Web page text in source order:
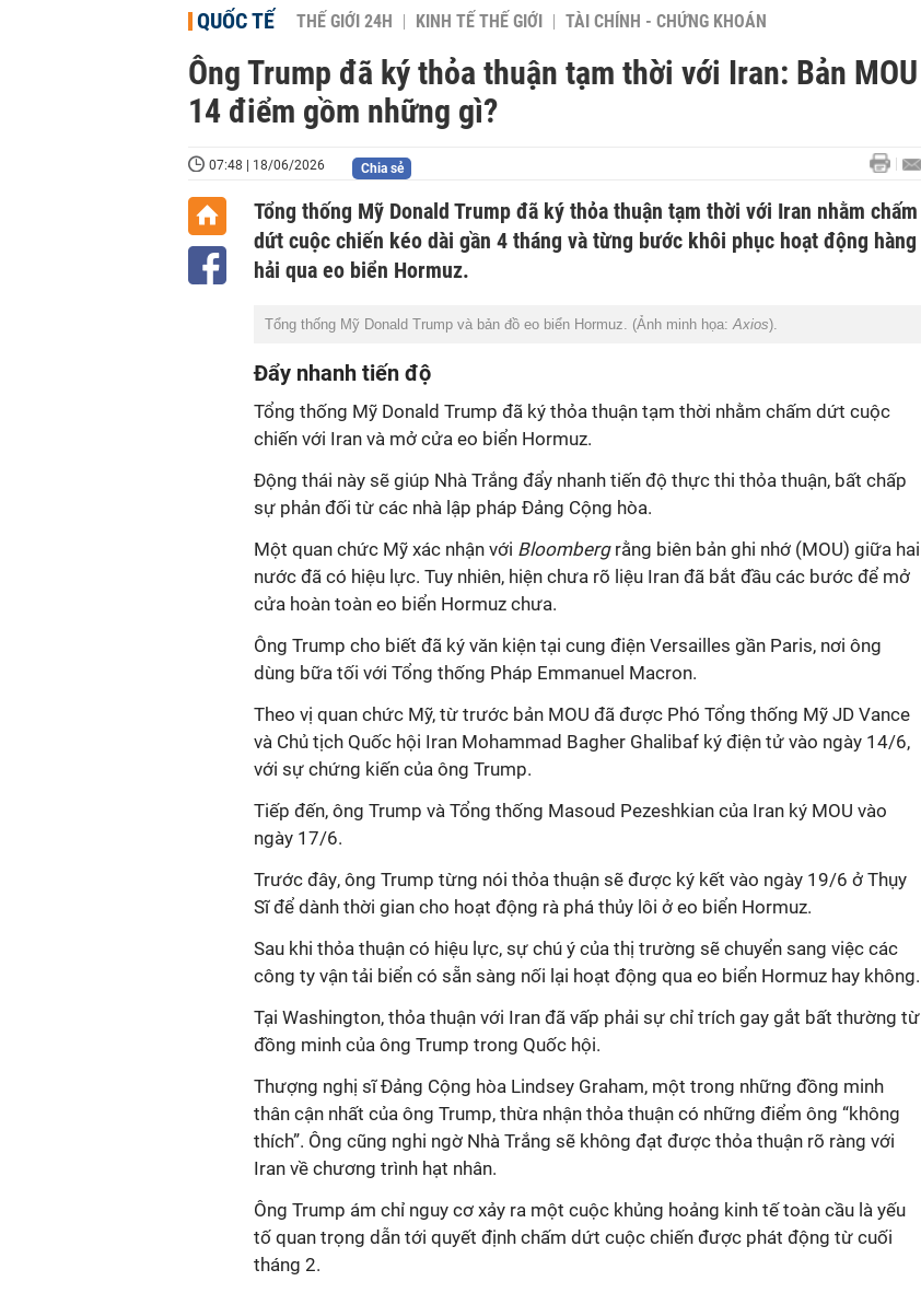
QUỐC TẾ THẾ GIỚI 24H KINH TẾ THẾ GIỚI TÀI CHÍNH - CHỨNG KHOÁN
Ông Trump đã ký thỏa thuận tạm thời với Iran: Bản MOU
14 điểm gồm những gì?
07:48 | 18/06/2026 Chia sẻ
Tổng thống Mỹ Donald Trump đã ký thỏa thuận tạm thời với Iran nhằm chấm
dứt cuộc chiến kéo dài gần 4 tháng và từng bước khôi phục hoạt động hàng
hải qua eo biển Hormuz.
Tổng thống Mỹ Donald Trump và bản đồ eo biển Hormuz. (Ảnh minh họa:Axios).
Đẩy nhanh tiến độ
Tổng thống Mỹ Donald Trump đã ký thỏa thuận tạm thời nhằm chấm dứt cuộc
chiến với Iran và mở cửa eo biển Hormuz.
Động thái này sẽ giúp Nhà Trắng đẩy nhanh tiến độ thực thi thỏa thuận, bất chấp
sự phản đối từ các nhà lập pháp Đảng Cộng hòa.
Một quan chức Mỹ xác nhận với Bloomberg rằng biên bản ghi nhớ (MOU) giữa hai
nước đã có hiệu lực. Tuy nhiên, hiện chưa rõ liệu Iran đã bắt đầu các bước để mở
cửa hoàn toàn eo biển Hormuz chưa.
Ông Trump cho biết đã ký văn kiện tại cung điện Versailles gần Paris, nơi ông
dùng bữa tối với Tổng thống Pháp Emmanuel Macron.
Theo vị quan chức Mỹ, từ trước bản MOU đã được Phó Tổng thống Mỹ JD Vance
và Chủ tịch Quốc hội Iran Mohammad Bagher Ghalibaf ký điện tử vào ngày 14/6,
với sự chứng kiến ​​của ông Trump.
Tiếp đến, ông Trump và Tổng thống Masoud Pezeshkian của Iran ký MOU vào
ngày 17/6.
Trước đây, ông Trump từng nói thỏa thuận sẽ được ký kết vào ngày 19/6 ở Thụy
Sĩ để dành thời gian cho hoạt động rà phá thủy lôi ở eo biển Hormuz.
Sau khi thỏa thuận có hiệu lực, sự chú ý của thị trường sẽ chuyển sang việc các
công ty vận tải biển có sẵn sàng nối lại hoạt động qua eo biển Hormuz hay không.
Tại Washington, thỏa thuận với Iran đã vấp phải sự chỉ trích gay gắt bất thường từ
đồng minh của ông Trump trong Quốc hội.
Thượng nghị sĩ Đảng Cộng hòa Lindsey Graham, một trong những đồng minh
thân cận nhất của ông Trump, thừa nhận thỏa thuận có những điểm ông “không
thích”. Ông cũng nghi ngờ Nhà Trắng sẽ không đạt được thỏa thuận rõ ràng với
Iran về chương trình hạt nhân.
Ông Trump ám chỉ nguy cơ xảy ra một cuộc khủng hoảng kinh tế toàn cầu là yếu
tố quan trọng dẫn tới quyết định chấm dứt cuộc chiến được phát động từ cuối
tháng 2.